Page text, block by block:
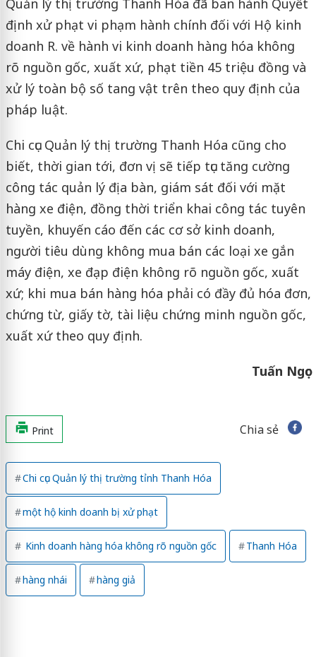
Quản lý thị trường Thanh Hóa đã ban hành Quyết
định xử phạt vi phạm hành chính đối với Hộ kinh
doanh R. về hành vi kinh doanh hàng hóa không
rõ nguồn gốc, xuất xứ, phạt tiền 45 triệu đồng và
xử lý toàn bộ số tang vật trên theo quy định của
pháp luật.
Chi cục Quản lý thị trường Thanh Hóa cũng cho
biết, thời gian tới, đơn vị sẽ tiếp tục tăng cường
công tác quản lý địa bàn, giám sát đối với mặt
hàng xe điện, đồng thời triển khai công tác tuyên
tuyền, khuyến cáo đến các cơ sở kinh doanh,
người tiêu dùng không mua bán các loại xe gắn
máy điện, xe đạp điện không rõ nguồn gốc, xuất
xứ; khi mua bán hàng hóa phải có đầy đủ hóa đơn,
chứng từ, giấy tờ, tài liệu chứng minh nguồn gốc,
xuất xứ theo quy định.
Tuấn Ngọc
Print Chia sẻ
Chi cục Quản lý thị trường tỉnh Thanh Hóa
một hộ kinh doanh bị xử phạt
Kinh doanh hàng hóa không rõ nguồn gốc Thanh Hóa
hàng nhái hàng giả